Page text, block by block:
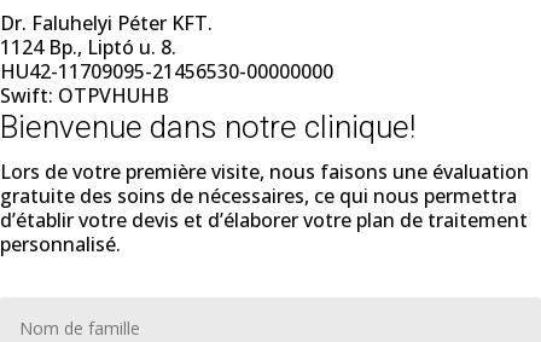
Dr. Faluhelyi Péter KFT.
1124 Bp., Liptó u. 8.
HU42-11709095-21456530-00000000
Swift: OTPVHUHB
Bienvenue dans notre clinique!
Lors de votre première visite, nous faisons une évaluation
gratuite des soins de nécessaires, ce qui nous permettra
d’établir votre devis et d’élaborer votre plan de traitement
personnalisé.